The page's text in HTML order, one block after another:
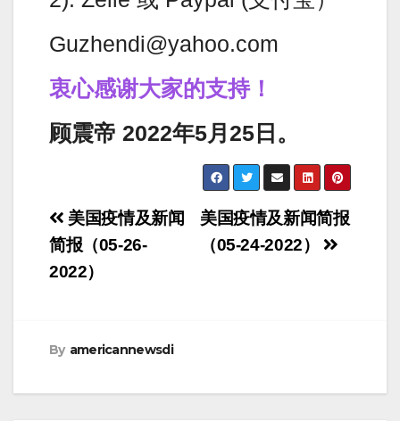
Guzhendi@yahoo.com
衷心感谢大家的支持！
顾震帝 2022年5月25日。
Post
navigation
美国疫情及新闻简报
（05-24-2022）
美国疫情及新闻
简报（05-26-
2022）
By americannewsdi